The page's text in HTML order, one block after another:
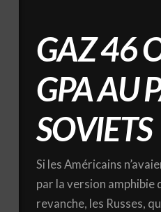
GAZ 46
GPA AU
SOVIETS
Si les Américains
par la version amphibie
revanche, les Russes,